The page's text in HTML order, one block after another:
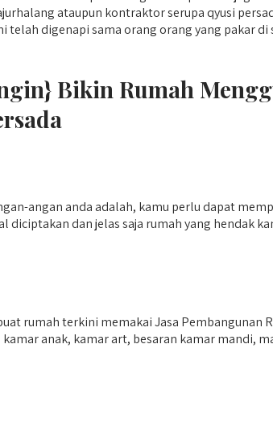
ataupun kontraktor serupa qyusi
digenapi sama orang orang yang pakar
Bikin Rumah
angan anda adalah, kamu perlu dapat
dan jelas saja rumah yang hendak
rumah terkini memakai Jasa Pembangunan
anak, kamar art, besaran kamar mandi,